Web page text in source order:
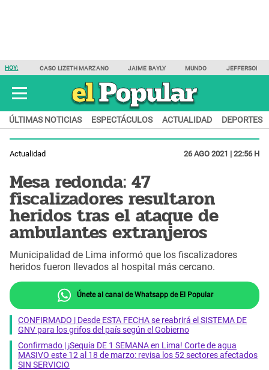
HOY: CASO LIZETH MARZANO JAIME BAYLY MUNDO JEFFERSON
ÚLTIMAS NOTICIAS ESPECTÁCULOS ACTUALIDAD DEPORTES
Actualidad 26 AGO 2021 | 22:56 H
Mesa redonda: 47
fiscalizadores resultaron
heridos tras el ataque de
ambulantes extranjeros
Municipalidad de Lima informó que los fiscalizadores
heridos fueron llevados al hospital más cercano.
Únete al canal de Whatsapp de El Popular
CONFIRMADO | Desde ESTA FECHA se reabrirá el SISTEMA DE
GNV para los grifos del país según el Gobierno
Confirmado | ¡Sequía DE 1 SEMANA en Lima! Corte de agua
MASIVO este 12 al 18 de marzo: revisa los 52 sectores afectados
SIN SERVICIO